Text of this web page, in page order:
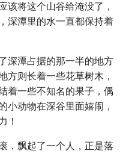
该将这个山谷给淹没了，
深潭里的水一直都保持着
深潭占据的那一半的地方
方则长着一些花草树木，
着一些不知名的果子，偶
小动物在深谷里面嬉闹，
！
，飘起了一个人，正是落